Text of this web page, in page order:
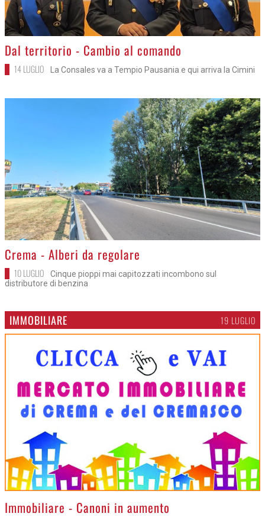
>
Dal territorio - Cambio al comando
14 LUGLIO La Consales va a Tempio Pausania e qui arriva la Cimini
>
Crema - Alberi da regolare
10 LUGLIO
Cinque pioppi mai capitozzati incombono sul
distributore di benzina
IMMOBILIARE 19 LUGLIO
>Immobiliare - Canoni in aumento